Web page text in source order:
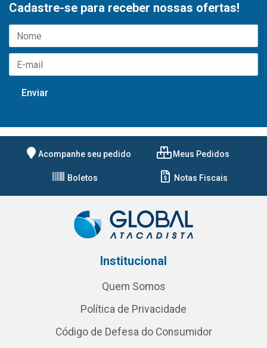
Cadastre-se para receber nossas ofertas!
Acompanhe seu pedido Meus Pedidos
Boletos Notas Fiscais
Institucional
Quem Somos
Política de Privacidade
Código de Defesa do Consumidor